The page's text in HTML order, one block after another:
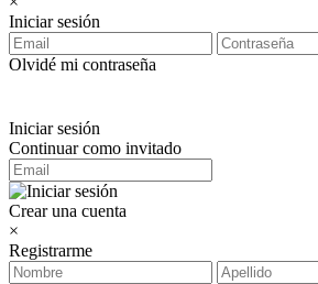
Iniciar sesión
Olvidé mi contraseña
Iniciar sesión
Continuar como invitado
Crear una cuenta
×
Registrarme